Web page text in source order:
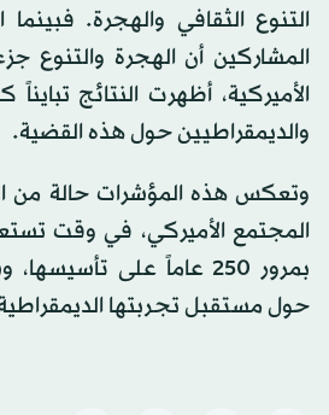
التنوع الثقافي والهجرة.
المشاركين أن الهجرة
الأميركية، أظهرت النتائج
والديمقراطيين حول هذه القضية.
وتعكس هذه المؤشرات حالة من
المجتمع الأميركي، في وقت
بمرور 250 عاماً على
حول مستقبل تجربتها